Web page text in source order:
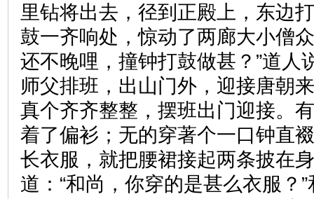
里钻将出去，径到正殿上，东边
鼓一齐响处，惊动了两廊大小僧
还不晚哩，撞钟打鼓做甚？”道人
师父排班，出山门外，迎接唐朝
真个齐齐整整，摆班出门迎接。
着了偏衫；无的穿著个一口钟直
长衣服，就把腰裙接起两条披在
道：“和尚，你穿的是甚么衣服？